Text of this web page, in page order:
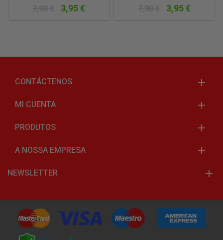
3,95 € 3,95 €
CONTÁCTENOS
MI CUENTA
PRODUTOS
A NOSSA EMPRESA
NEWSLETTER